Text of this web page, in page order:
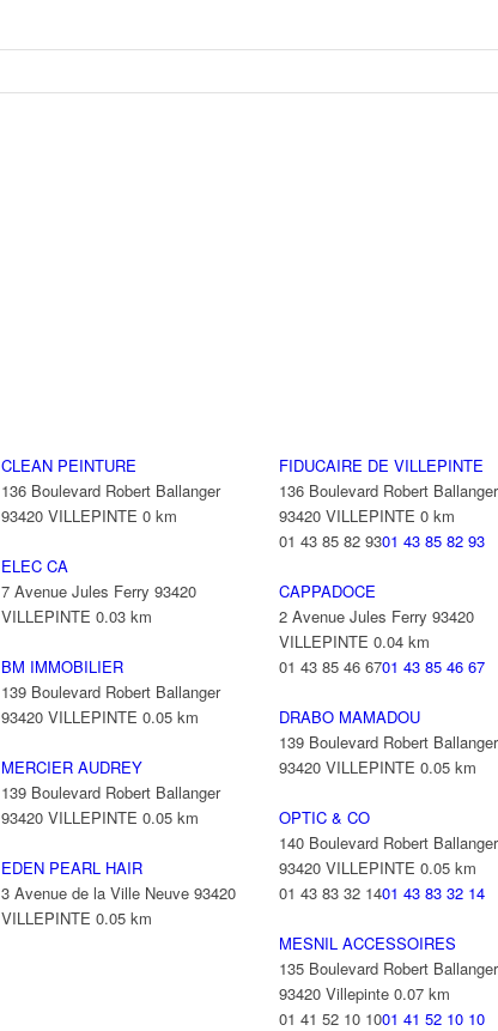
CLEAN PEINTURE
136 Boulevard Robert Ballanger
93420 VILLEPINTE 0 km
FIDUCAIRE DE VILLEPINTE
136 Boulevard Robert Ballanger
93420 VILLEPINTE 0 km
01 43 85 82 9301 43 85 82 93
ELEC CA
7 Avenue Jules Ferry 93420
VILLEPINTE 0.03 km
CAPPADOCE
2 Avenue Jules Ferry 93420
VILLEPINTE 0.04 km
01 43 85 46 6701 43 85 46 67
BM IMMOBILIER
139 Boulevard Robert Ballanger
93420 VILLEPINTE 0.05 km
DRABO MAMADOU
139 Boulevard Robert Ballanger
93420 VILLEPINTE 0.05 km
MERCIER AUDREY
139 Boulevard Robert Ballanger
93420 VILLEPINTE 0.05 km
OPTIC & CO
140 Boulevard Robert Ballanger
93420 VILLEPINTE 0.05 km
01 43 83 32 1401 43 83 32 14
EDEN PEARL HAIR
3 Avenue de la Ville Neuve 93420
VILLEPINTE 0.05 km
MESNIL ACCESSOIRES
135 Boulevard Robert Ballanger
93420 Villepinte 0.07 km
01 41 52 10 1001 41 52 10 10